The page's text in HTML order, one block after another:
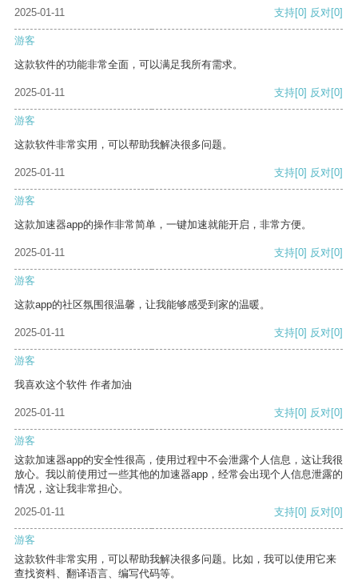
2025-01-11
支持[0] 反对[0]
游客
这款软件的功能非常全面，可以满足我所有需求。
2025-01-11 支持[0] 反对[0]
游客
这款软件非常实用，可以帮助我解决很多问题。
2025-01-11 支持[0] 反对[0]
游客
这款加速器app的操作非常简单，一键加速就能开启，非常方便。
2025-01-11 支持[0] 反对[0]
游客
这款app的社区氛围很温馨，让我能够感受到家的温暖。
2025-01-11 支持[0] 反对[0]
游客
我喜欢这个软件 作者加油
2025-01-11 支持[0] 反对[0]
游客
这款加速器app的安全性很高，使用过程中不会泄露个人信息，这让我很
放心。我以前使用过一些其他的加速器app，经常会出现个人信息泄露的
情况，这让我非常担心。
2025-01-11
支持[0] 反对[0]
游客
这款软件非常实用，可以帮助我解决很多问题。比如，我可以使用它来
查找资料、翻译语言、编写代码等。